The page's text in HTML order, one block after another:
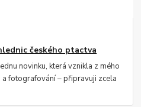
českého ptactva
novinku, která vznikla z mého
fotografování – připravuji zcela